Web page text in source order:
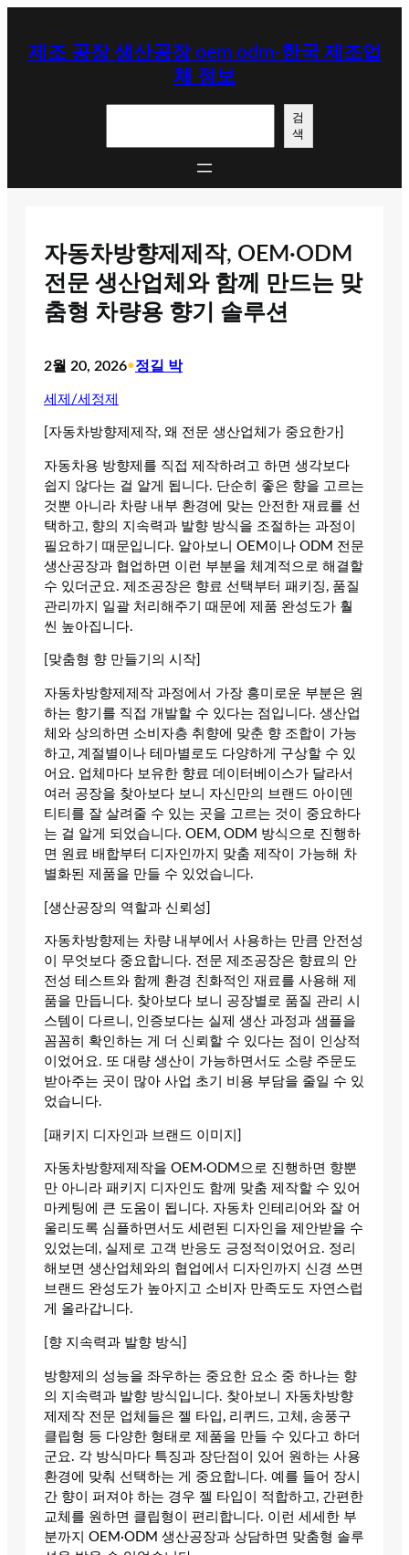
제조 공장 생산공장 oem odm-한국 제조업
체 정보
검
색
자동차방향제제작, OEM·ODM
전문 생산업체와 함께 만드는 맞
춤형 차량용 향기 솔루션
2월 20, 2026•정길 박
세제/세정제
[자동차방향제제작, 왜 전문 생산업체가 중요한가]
자동차용 방향제를 직접 제작하려고 하면 생각보다
쉽지 않다는 걸 알게 됩니다. 단순히 좋은 향을 고르는
것뿐 아니라 차량 내부 환경에 맞는 안전한 재료를 선
택하고, 향의 지속력과 발향 방식을 조절하는 과정이
필요하기 때문입니다. 알아보니 OEM이나 ODM 전문
생산공장과 협업하면 이런 부분을 체계적으로 해결할
수 있더군요. 제조공장은 향료 선택부터 패키징, 품질
관리까지 일괄 처리해주기 때문에 제품 완성도가 훨
씬 높아집니다.
[맞춤형 향 만들기의 시작]
자동차방향제제작 과정에서 가장 흥미로운 부분은 원
하는 향기를 직접 개발할 수 있다는 점입니다. 생산업
체와 상의하면 소비자층 취향에 맞춘 향 조합이 가능
하고, 계절별이나 테마별로도 다양하게 구상할 수 있
어요. 업체마다 보유한 향료 데이터베이스가 달라서
여러 공장을 찾아보다 보니 자신만의 브랜드 아이덴
티티를 잘 살려줄 수 있는 곳을 고르는 것이 중요하다
는 걸 알게 되었습니다. OEM, ODM 방식으로 진행하
면 원료 배합부터 디자인까지 맞춤 제작이 가능해 차
별화된 제품을 만들 수 있었습니다.
[생산공장의 역할과 신뢰성]
자동차방향제는 차량 내부에서 사용하는 만큼 안전성
이 무엇보다 중요합니다. 전문 제조공장은 향료의 안
전성 테스트와 함께 환경 친화적인 재료를 사용해 제
품을 만듭니다. 찾아보다 보니 공장별로 품질 관리 시
스템이 다르니, 인증보다는 실제 생산 과정과 샘플을
꼼꼼히 확인하는 게 더 신뢰할 수 있다는 점이 인상적
이었어요. 또 대량 생산이 가능하면서도 소량 주문도
받아주는 곳이 많아 사업 초기 비용 부담을 줄일 수 있
었습니다.
[패키지 디자인과 브랜드 이미지]
자동차방향제제작을 OEM·ODM으로 진행하면 향뿐
만 아니라 패키지 디자인도 함께 맞춤 제작할 수 있어
마케팅에 큰 도움이 됩니다. 자동차 인테리어와 잘 어
울리도록 심플하면서도 세련된 디자인을 제안받을 수
있었는데, 실제로 고객 반응도 긍정적이었어요. 정리
해보면 생산업체와의 협업에서 디자인까지 신경 쓰면
브랜드 완성도가 높아지고 소비자 만족도도 자연스럽
게 올라갑니다.
[향 지속력과 발향 방식]
방향제의 성능을 좌우하는 중요한 요소 중 하나는 향
의 지속력과 발향 방식입니다. 찾아보니 자동차방향
제제작 전문 업체들은 젤 타입, 리퀴드, 고체, 송풍구
클립형 등 다양한 형태로 제품을 만들 수 있다고 하더
군요. 각 방식마다 특징과 장단점이 있어 원하는 사용
환경에 맞춰 선택하는 게 중요합니다. 예를 들어 장시
간 향이 퍼져야 하는 경우 젤 타입이 적합하고, 간편한
교체를 원하면 클립형이 편리합니다. 이런 세세한 부
분까지 OEM·ODM 생산공장과 상담하면 맞춤형 솔루